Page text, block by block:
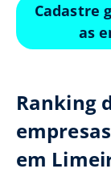
Cadastre
as
Ranking
em